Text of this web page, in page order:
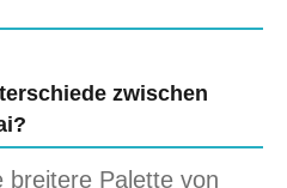
zwischen
breitere Palette von